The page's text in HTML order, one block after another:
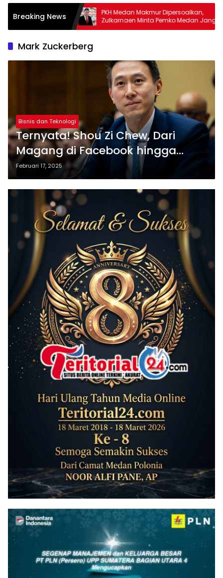
Breaking News
PKH Medan Makmur Dipersoalkan,
Zulkarnaen Minta Pemko Medan Jangan
Terpaku Desil
Rico
DPRD
Mark Zuckerberg
Bisnis dan Teknologi
Ternyata! Shou Zi Chew, Dari
Magang di Facebook hingga
Menjadi CEO TikTok
Februari 17, 2025